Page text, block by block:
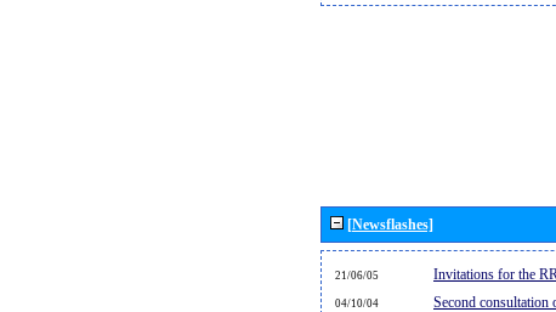
[Newsflashes]
21/06/05 Invitations for the
04/10/04 Second consultation